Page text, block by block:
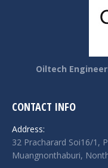
Oiltech
CONTACT INFO
Address:
32 Pracharard Soi16/1,
Muangnonthaburi,